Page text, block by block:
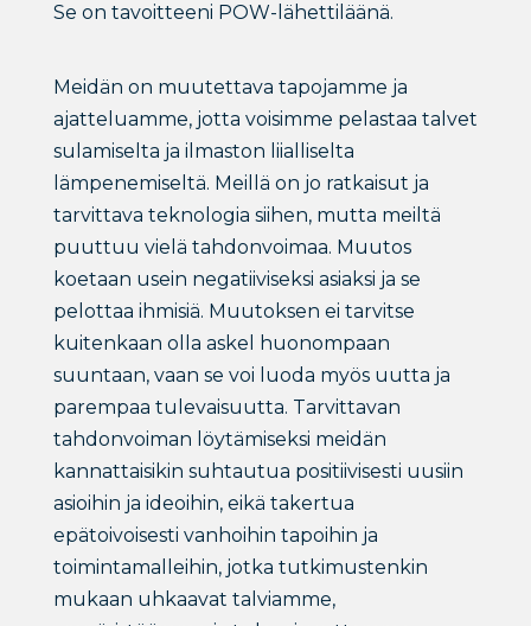
Se on tavoitteeni POW-lähettiläänä.
Meidän on muutettava tapojamme ja
ajatteluamme, jotta voisimme pelastaa talvet
sulamiselta ja ilmaston liialliselta
lämpenemiseltä. Meillä on jo ratkaisut ja
tarvittava teknologia siihen, mutta meiltä
puuttuu vielä tahdonvoimaa. Muutos
koetaan usein negatiiviseksi asiaksi ja se
pelottaa ihmisiä. Muutoksen ei tarvitse
kuitenkaan olla askel huonompaan
suuntaan, vaan se voi luoda myös uutta ja
parempaa tulevaisuutta. Tarvittavan
tahdonvoiman löytämiseksi meidän
kannattaisikin suhtautua positiivisesti uusiin
asioihin ja ideoihin, eikä takertua
epätoivoisesti vanhoihin tapoihin ja
toimintamalleihin, jotka tutkimustenkin
mukaan uhkaavat talviamme,